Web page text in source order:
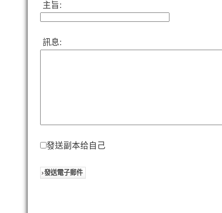
主旨:
訊息:
發送副本给自己
發送電子郵件